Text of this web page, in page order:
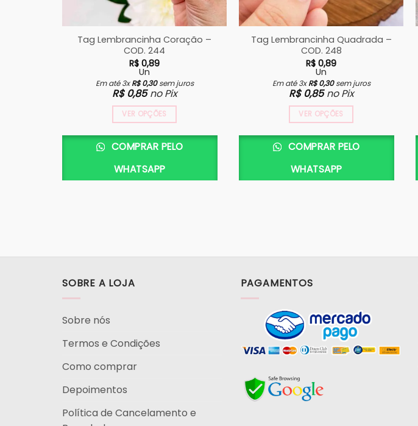
Tag Lembrancinha Coração –
COD. 244
R$ 0,89
Un
Em até 3xR$0,30sem juros
R$0,85 no Pix
VER OPÇÕES
COMPRAR PELO
WHATSAPP
Tag Lembrancinha Quadrada –
COD. 248
R$ 0,89
Un
Em até 3xR$0,30sem juros
R$0,85 no Pix
VER OPÇÕES
COMPRAR PELO
WHATSAPP
SOBRE A LOJA
Sobre nós
Termos e Condições
Como comprar
Depoimentos
Política de Cancelamento e
PAGAMENTOS